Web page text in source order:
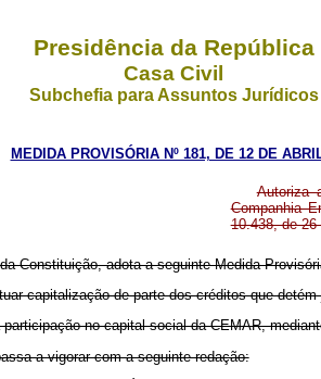
Presidência da República
Casa Civil
Subchefia para Assuntos Jurídicos
MEDIDA PROVISÓRIA Nº 181, DE 12 DE
Autoriza
Companhia
10.438, de 26
Constituição, adota a seguinte Medida
capitalização de parte dos créditos que
no capital social da CEMAR,
a vigorar com a seguinte redação: